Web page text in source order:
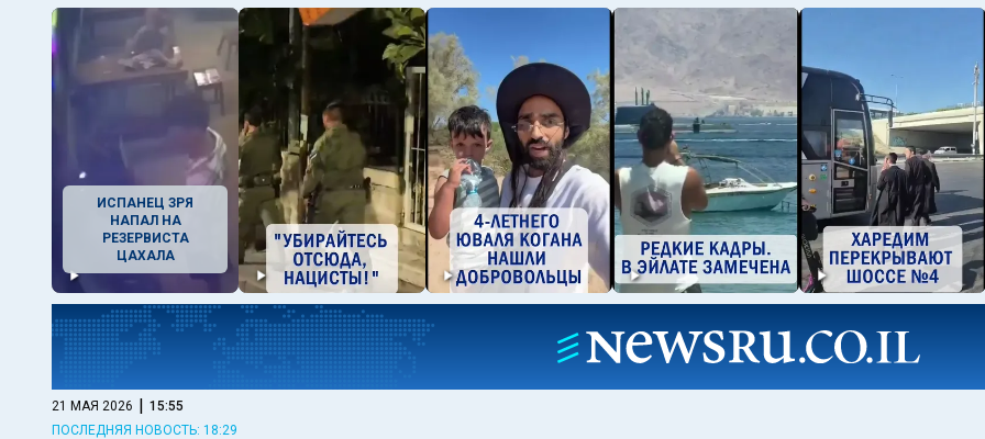
ИСПАНЕЦ ЗРЯ
НАПАЛ НА
РЕЗЕРВИСТА
ЦАХАЛА
21 МАЯ 2026 | 15:55
ПОСЛЕДНЯЯ НОВОСТЬ: 18:29